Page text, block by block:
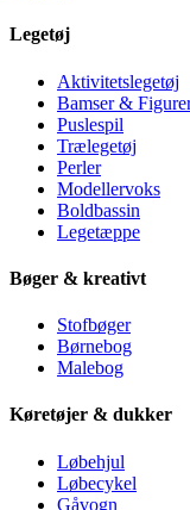
Legetøj
Aktivitetslegetøj
Bamser &
Puslespil
Trælegetøj
Perler
Modellervoks
Boldbassin
Legetæppe
Bøger & kreativt
Stofbøger
Børnebog
Malebog
Køretøjer & dukker
Løbehjul
Løbecykel
Gåvogn